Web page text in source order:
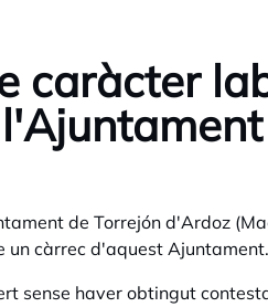
caràcter
de Torrejón d'Ardoz
un càrrec d'aquest Ajuntament.
sense haver obtingut